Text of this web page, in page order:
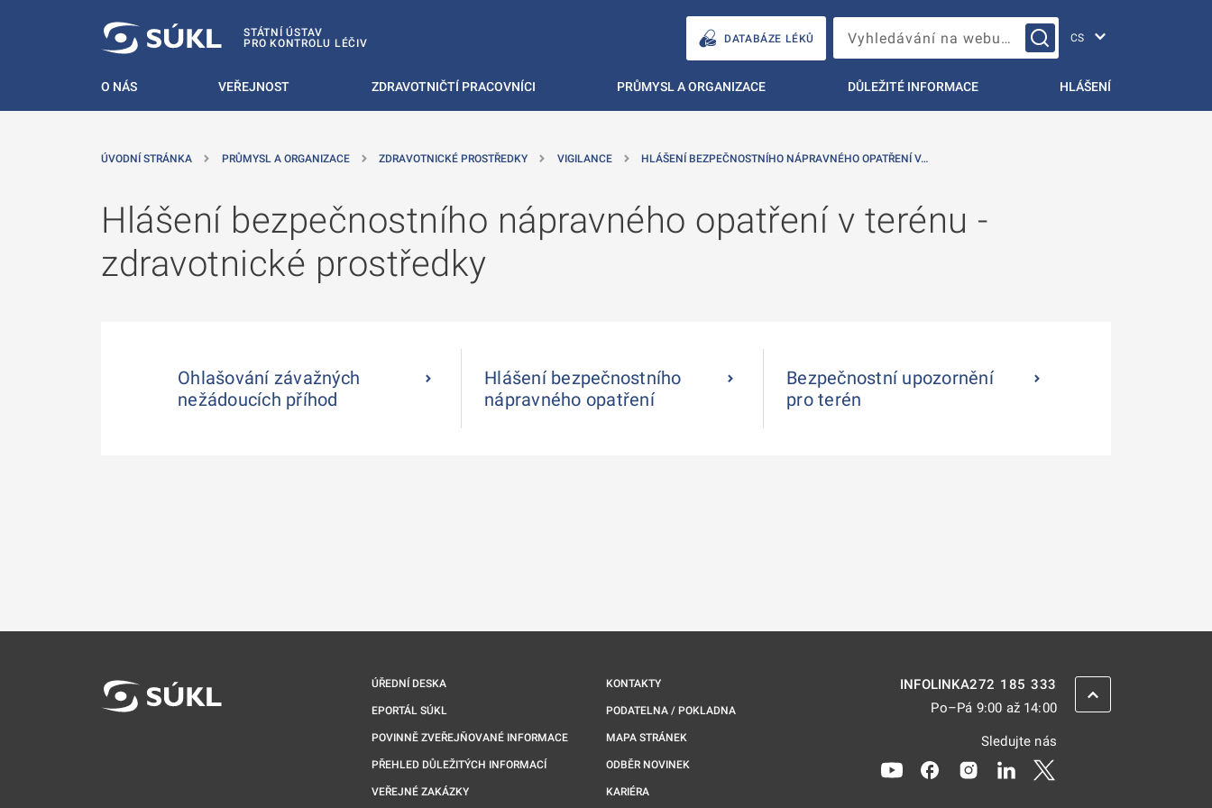
STÁTNÍ ÚSTAV
PRO KONTROLU LÉČIV
DATABÁZE LÉKŮ Vyhledávání na webu…
O NÁS VEŘEJNOST ZDRAVOTNIČTÍ PRACOVNÍCI PRŮMYSL A ORGANIZACE DŮLEŽITÉ INFORMACE HLÁŠENÍ
ÚVODNÍ STRÁNKA PRŮMYSL A ORGANIZACE ZDRAVOTNICKÉ PROSTŘEDKY VIGILANCE HLÁŠENÍ BEZPEČNOSTNÍHO NÁPRAVNÉHO OPATŘENÍ V…
Hlášení bezpečnostního nápravného opatření v terénu -
zdravotnické prostředky
Ohlašování závažných
nežádoucích příhod
Hlášení bezpečnostního
nápravného opatření
Bezpečnostní upozornění
pro terén
ÚŘEDNÍ DESKA
EPORTÁL SÚKL
POVINNĚ ZVEŘEJŇOVANÉ INFORMACE
PŘEHLED DŮLEŽITÝCH INFORMACÍ
VEŘEJNÉ ZAKÁZKY
KONTAKTY
PODATELNA / POKLADNA
MAPA STRÁNEK
ODBĚR NOVINEK
KARIÉRA
INFOLINKA272 185 333
Po–Pá 9:00 až 14:00
Sledujte nás
Odkaz se otevře na nové kartě
Odkaz se otevře na nové kartě
Odkaz se otevře na nové kartě
Odkaz se otevře na nové
ZPĚT NAHORU